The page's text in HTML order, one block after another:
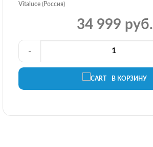
Vitaluce (Россия)
34 999 руб.
В КОРЗИНУ
-